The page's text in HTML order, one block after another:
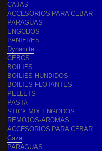
CAJAS
ACCESORIOS PARA CEBAR
PARAGUAS
ENGODOS
PANIERES
Dynamite
CEBOS
BOILIES
BOILIES HUNDIDOS
BOILIES FLOTANTES
PELLETS
PASTA
STICK MIX-ENGODOS
REMOJOS-AROMAS
ACCESORIOS PARA CEBAR
Caza
PARAGUAS